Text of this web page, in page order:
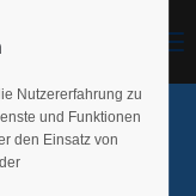
Nutzererfahrung zu
und Funktionen
den Einsatz von